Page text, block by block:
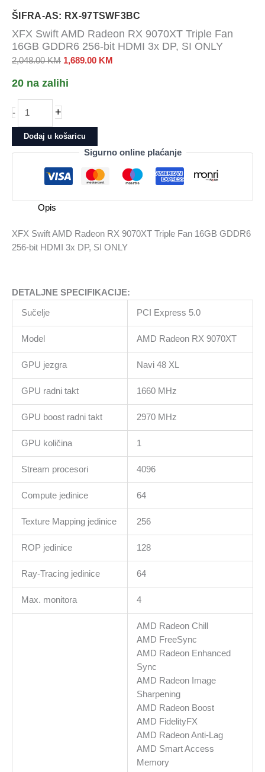
ŠIFRA-AS: RX-97TSWF3BC
XFX Swift AMD Radeon RX 9070XT Triple Fan
16GB GDDR6 256-bit HDMI 3x DP, SI ONLY
2,048.00KM Izvorna
bila
1,689.00 KM
20 na zalihi
-
Swift
AMD
Radeon
9070XT
Fan
GDDR6
256-
DP,
SI
ONLY
količina
+
Dodaj u košaricu
Sigurno online plaćanje
Opis
XFX Swift AMD Radeon RX 9070XT Triple Fan 16GB GDDR6
256-bit HDMI 3x DP, SI ONLY
DETALJNE SPECIFIKACIJE:
Sučelje PCI Express 5.0
Model AMD Radeon RX 9070XT
GPU jezgra Navi 48 XL
GPU radni takt 1660 MHz
GPU boost radni takt 2970 MHz
GPU količina 1
Stream procesori 4096
Compute jedinice 64
Texture Mapping jedinice 256
ROP jedinice 128
Ray-Tracing jedinice 64
Max. monitora 4
AMD Radeon Chill
AMD FreeSync
AMD Radeon Enhanced
Sync
AMD Radeon Image
Sharpening
AMD Radeon Boost
AMD FidelityFX
AMD Radeon Anti-Lag
AMD Smart Access
Memory